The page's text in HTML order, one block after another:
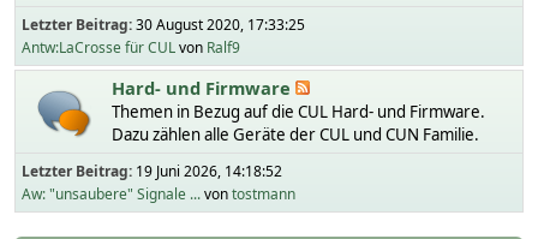
Letzter Beitrag:30 August 2020, 17:33:25
Antw:LaCrosse für CULvon Ralf9
Hard- und Firmware
Themen in Bezug auf die CUL Hard- und Firmware.
Dazu zählen alle Geräte der CUL und CUN Familie.
Letzter Beitrag: 19 Juni 2026, 14:18:52
Aw: "unsaubere" Signale ...vontostmann